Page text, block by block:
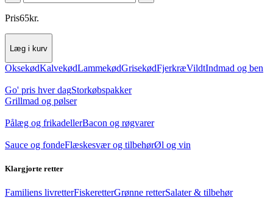
Pris65kr.
Læg i kurv
OksekødKalvekødLammekødGrisekødFjerkræVildtIndmad og ben
Go' pris hver dagStorkøbspakker
Grillmad og pølser
Pålæg og frikadellerBacon og røgvarer
Sauce og fondeFlæskesvær og tilbehørØl og vin
Klargjorte retter
Familiens livretterFiskeretterGrønne retterSalater & tilbehør